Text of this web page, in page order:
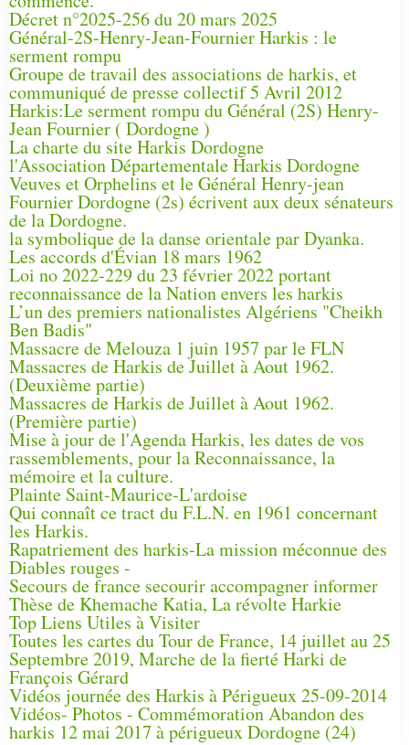
Décret n°2025-256 du 20 mars 2025
Général-2S-Henry-Jean-Fournier Harkis : le
serment rompu
Groupe de travail des associations de harkis, et
communiqué de presse collectif 5 Avril 2012
Harkis:Le serment rompu du Général (2S) Henry-
Jean Fournier ( Dordogne )
La charte du site Harkis Dordogne
l'Association Départementale Harkis Dordogne
Veuves et Orphelins et le Général Henry-jean
Fournier Dordogne (2s) écrivent aux deux sénateurs
de la Dordogne.
la symbolique de la danse orientale par Dyanka.
Les accords d'Évian 18 mars 1962
Loi no 2022-229 du 23 février 2022 portant
reconnaissance de la Nation envers les harkis
L’un des premiers nationalistes Algériens "Cheikh
Ben Badis"
Massacre de Melouza 1 juin 1957 par le FLN
Massacres de Harkis de Juillet à Aout 1962.
(Deuxième partie)
Massacres de Harkis de Juillet à Aout 1962.
(Première partie)
Mise à jour de l'Agenda Harkis, les dates de vos
rassemblements, pour la Reconnaissance, la
mémoire et la culture.
Plainte Saint-Maurice-L'ardoise
Qui connaît ce tract du F.L.N. en 1961 concernant
les Harkis.
Rapatriement des harkis-La mission méconnue des
Diables rouges -
Secours de france secourir accompagner informer
Thèse de Khemache Katia, La révolte Harkie
Top Liens Utiles à Visiter
Toutes les cartes du Tour de France, 14 juillet au 25
Septembre 2019, Marche de la fierté Harki de
François Gérard
Vidéos journée des Harkis à Périgueux 25-09-2014
Vidéos- Photos - Commémoration Abandon des
harkis 12 mai 2017 à périgueux Dordogne (24)